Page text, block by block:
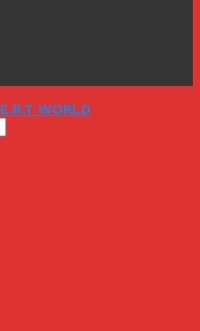
E.R.T WORLD